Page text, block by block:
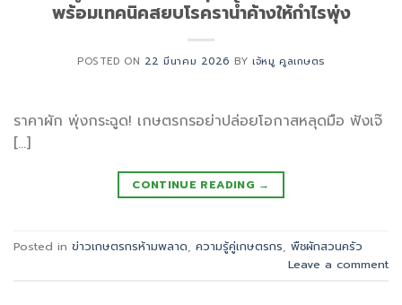
พร้อมเทคนิคสยบโรคราน้ำค้างให้กำไรพุ่ง
POSTED ON 22 มีนาคม 2026 BYเจ้หมู คูลเกษตร
ราคาผัก พุ่งกระฉูด! เกษตรกรอย่าปล่อยโอกาสหลุดมือ ฟังเจ๊
[…]
CONTINUE READING →
Posted in ข่าวเกษตรกรห้ามพลาด ความรู้คู่เกษตรกร พืชผักสวนครัว
Leave a comment